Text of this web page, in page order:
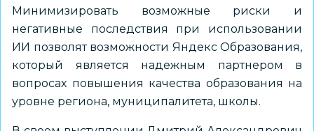
Минимизировать возможные риски и
негативные последствия при использовании
ИИ позволят возможности Яндекс Образования,
который является надежным партнером в
вопросах повышения качества образования на
уровне региона, муниципалитета, школы.